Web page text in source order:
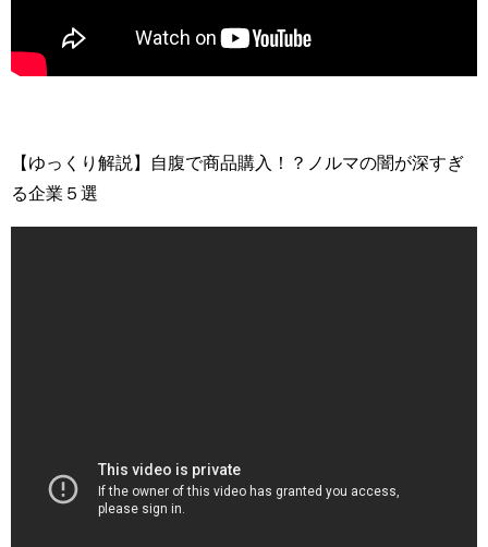
【ゆっくり解説】自腹で商品購入！？ノルマの闇が深すぎ
る企業５選